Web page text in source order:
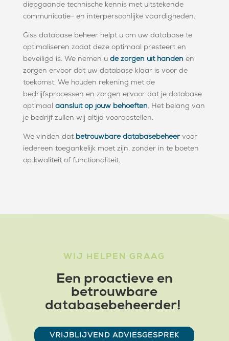
diepgaande technische kennis met uitstekende
communicatie- en interpersoonlijke vaardigheden.
Giss database beheer helpt u om uw database te
optimaliseren zodat deze optimaal presteert en
beveiligd is. We nemen u de zorgen uit handen en
zorgen ervoor dat uw database klaar is voor de
toekomst. We houden rekening met de
bedrijfsprocessen en zorgen ervoor dat je database
optimaal aansluit op jouw behoeften. Het belang van
je bedrijf zullen wij altijd vooropstellen.
We vinden dat betrouwbare databasebeheervoor
iedereen toegankelijk moet zijn, zonder in te boeten
op kwaliteit of functionaliteit.
WIJ HELPEN GRAAG
Een proactieve en
betrouwbare
databasebeheerder!
VRIJBLIJVEND ADVIESGESPREK